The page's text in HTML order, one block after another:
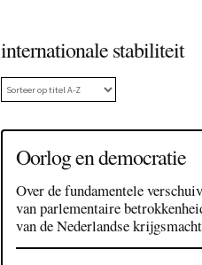
internationale stabiliteit
Oorlog en democratie
Over de fundamentele
van parlementaire
van de Nederlandse krijgsmacht